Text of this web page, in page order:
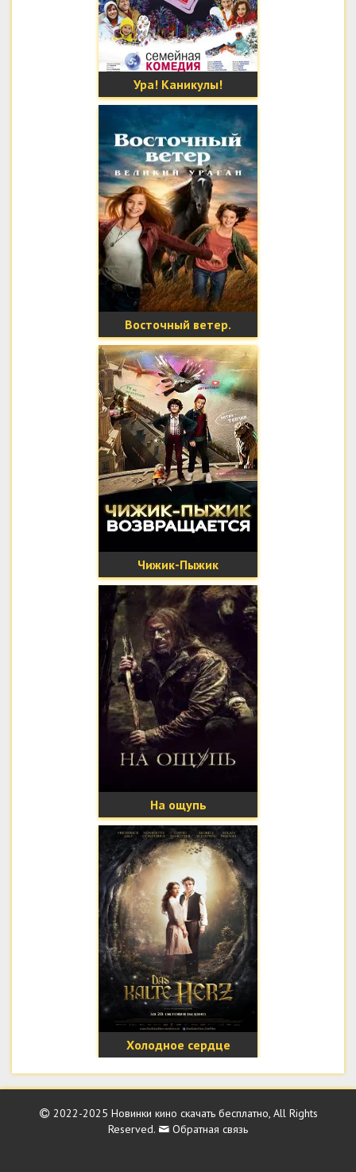
Ура! Каникулы!
Восточный ветер.
Великий ураган
Чижик-Пыжик
возвращается
На ощупь
Холодное сердце
2022-2025 Новинки кино скачать бесплатно, All Rights
Reserved.
Обратная связь